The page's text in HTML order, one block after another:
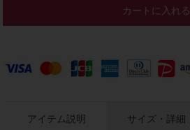
カートに入れる
アイテム説明 サイズ・詳細